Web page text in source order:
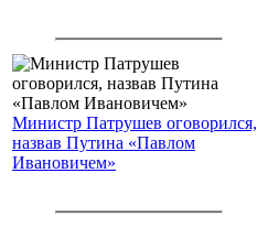
Министр Патрушев оговорился,
назвав Путина «Павлом
Ивановичем»